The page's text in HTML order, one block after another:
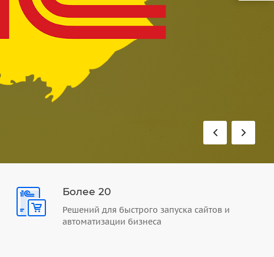
Более 20
Решений для быстрого запуска сайтов и
автоматизации бизнеса